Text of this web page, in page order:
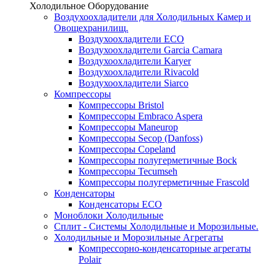
Холодильное Оборудование
Воздухоохладители для Холодильных Камер и
Овощехранилищ.
Воздухоохладители ECO
Воздухоохладители Garcia Camara
Воздухоохладители Karyer
Воздухоохладители Rivacold
Воздухоохладители Siarco
Компрессоры
Компрессоры Bristol
Компрессоры Embraco Aspera
Компрессоры Maneurop
Компрессоры Secop (Danfoss)
Компрессоры Copeland
Компрессоры полугерметичные Bock
Компрессоры Tecumseh
Компрессоры полугерметичные Frascold
Конденсаторы
Конденсаторы ECO
Моноблоки Холодильные
Сплит - Системы Холодильные и Морозильные.
Холодильные и Морозильные Агрегаты
Компрессорно-конденсаторные агрегаты
Polair